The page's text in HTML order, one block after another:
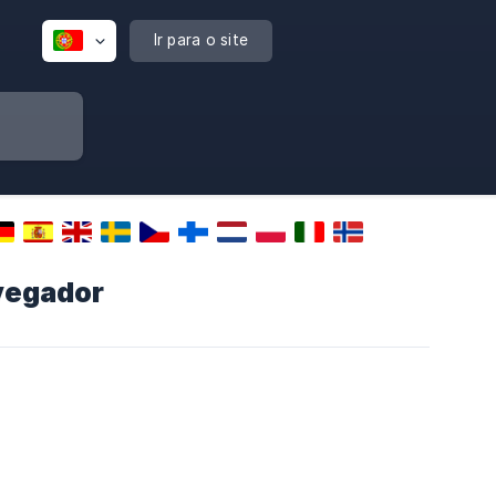
Ir para o site